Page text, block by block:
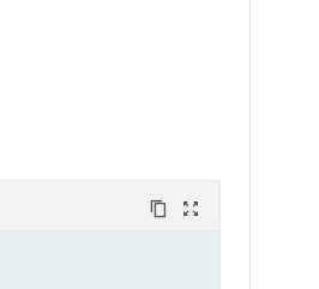
content_copy zoom_out_map